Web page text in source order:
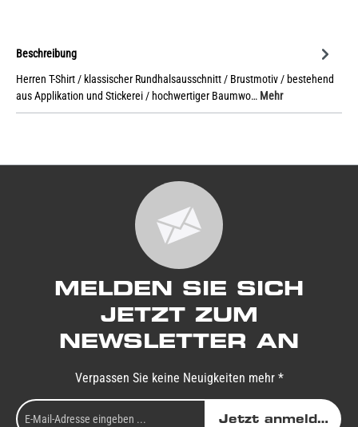
Beschreibung
Herren T-Shirt / klassischer Rundhalsausschnitt / Brustmotiv / bestehend
aus Applikation und Stickerei / hochwertiger Baumwo… Mehr
MELDEN SIE SICH
JETZT ZUM
NEWSLETTER AN
Verpassen Sie keine Neuigkeiten mehr *
Jetzt anmelden